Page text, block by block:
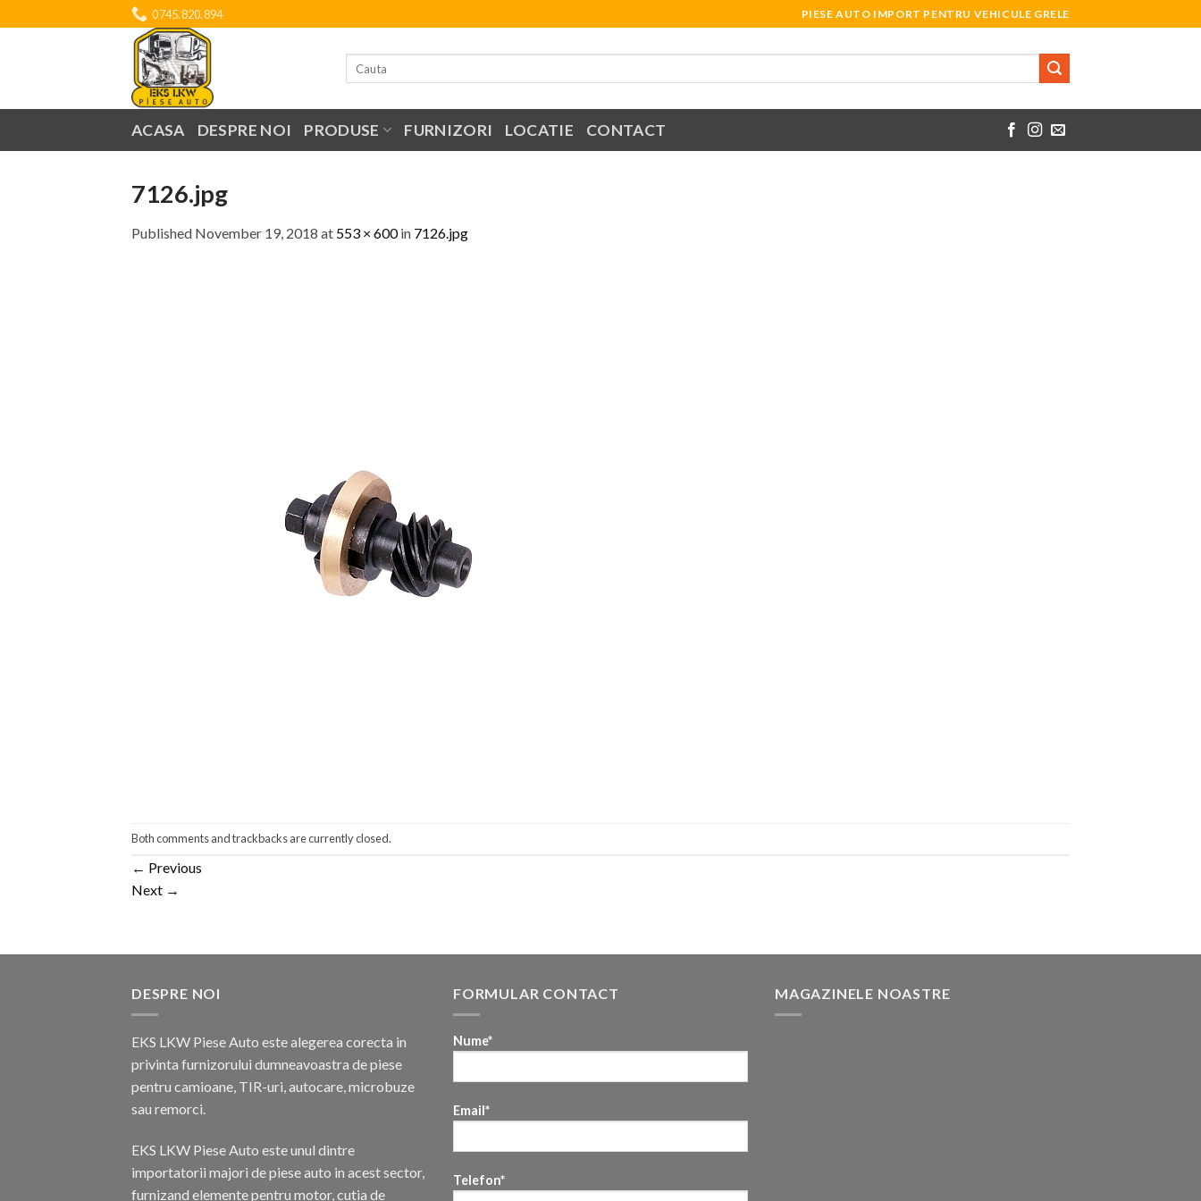
to
0745.820.894 PIESE AUTO IMPORT PENTRU VEHICULE GRELE
ACASA DESPRE NOI PRODUSE FURNIZORI LOCATIE CONTACT
7126.jpg
Published November 19, 2018 at 553 × 600in 7126.jpg
Both comments and trackbacks are currently closed.
← Previous
Next →
DESPRE NOI
EKS LKW Piese Auto este alegerea corecta in
privinta furnizorului dumneavoastra de piese
pentru camioane, TIR-uri, autocare, microbuze
sau remorci.
EKS LKW Piese Auto este unul dintre
importatorii majori de piese auto in acest sector,
furnizand elemente pentru motor, cutia de
FORMULAR CONTACT
Nume*
Email*
Telefon*
MAGAZINELE NOASTRE